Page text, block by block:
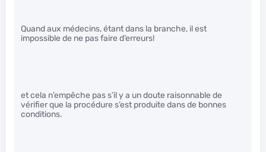
Quand aux médecins, étant dans la branche, il est
impossible de ne pas faire d’erreurs!
et cela n’empêche pas s’il y a un doute raisonnable de
vérifier que la procédure s’est produite dans de bonnes
conditions.